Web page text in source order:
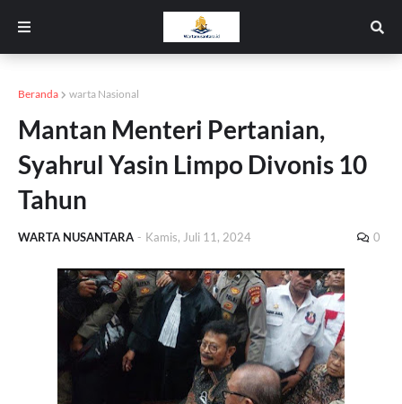
Beranda warta Nasional
Mantan Menteri Pertanian,
Syahrul Yasin Limpo Divonis 10
Tahun
WARTA NUSANTARA - Kamis, Juli 11, 2024 0